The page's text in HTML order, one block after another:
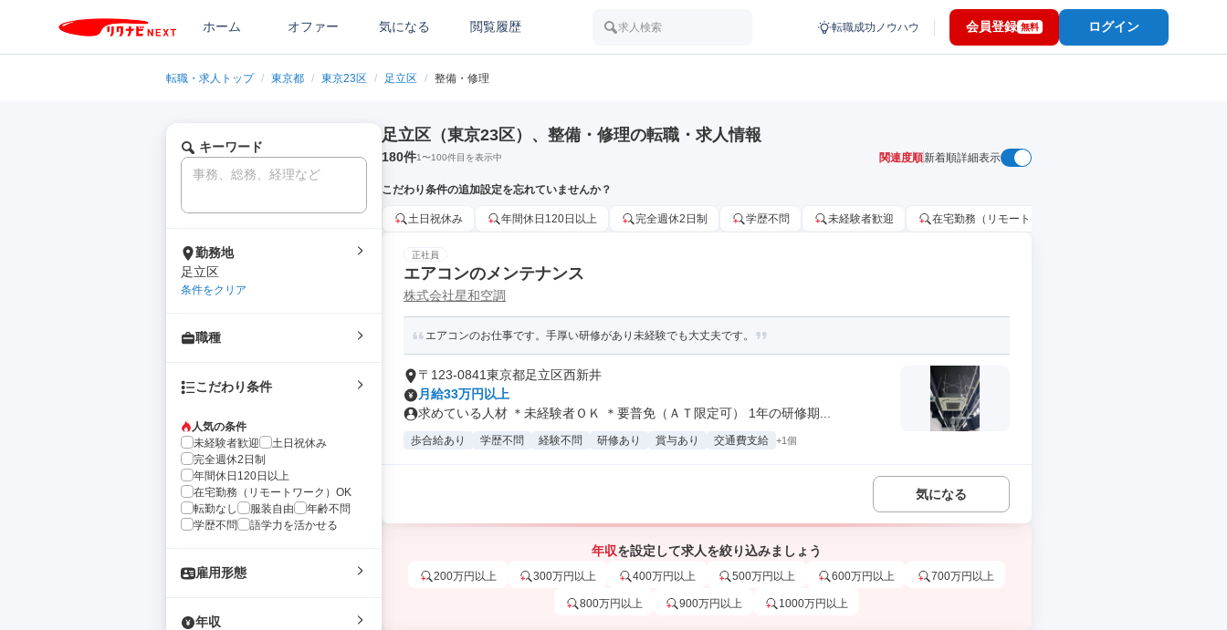
ホーム オファー 気になる 閲覧履歴 求人検索 転職成功ノウハウ 会員登録 無料 ログイン
転職・求人トップ / 東京都 / 東京23区 / 足立区 / 整備・修理
キーワード
勤務地
足立区
条件をクリア
職種
こだわり条件
人気の条件
未経験者歓迎
土日祝休み
完全週休2日制
年間休日120日以上
在宅勤務（リモートワーク）OK
転勤なし
服装自由
年齢不問
学歴不問
語学力を活かせる
雇用形態
年収
足立区（東京23区）、整備・修理の転職・求人情報
180件1〜100件目を表示中 関連度順新着順詳細表示
こだわり条件の追加設定を忘れていませんか？
土日祝休み 年間休日120日以上 完全週休2日制 学歴不問 未経験者歓迎 在宅勤務（リモートワーク）OK
正社員
エアコンのメンテナンス
株式会社星和空調
エアコンのお仕事です。手厚い研修があり未経験でも大丈夫です。
〒123-0841東京都足立区西新井
月給33万円以上
求めている人材 ＊未経験者ＯＫ ＊要普免（ＡＴ限定可） 1年の研修期...
歩合給あり 学歴不問 経験不問 研修あり 賞与あり 交通費支給 +1個
気になる
年収を設定して求人を絞り込みましょう
200万円以上 300万円以上 400万円以上 500万円以上 600万円以上 700万円以上
800万円以上 900万円以上 1000万円以上